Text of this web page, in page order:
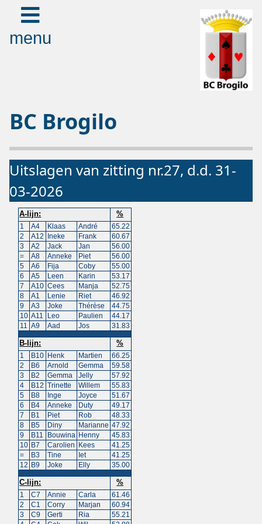
menu
BC Brogilo
Uitslagen van zitting nr.27, d.d. 31-
03-2026
A-lijn: %
1 A4 Klaas André
65.22
2
A12 Ineke Frank
60.67
3
A2 Jack Jan
56.00
=
A8 Anneke Piet
56.00
5
A6 Fija Coby
55.00
6
A5 Leen Karin
53.17
7
A10 Cees Manja
52.75
8
A1 Lenie Riet
46.92
9
A3 Joke Thérèse
44.75
10 A11 Leo Paulien
44.17
11
A9 Aad Jos 31.83
B-lijn: %
1 B10 Henk Martien
66.25
2
B6 Arnold Gemma
59.58
3
B2 Gemma Jelly
57.92
4
B12 Trinette Willem
55.83
5
B8 Inge Joyce
51.67
6
B4 Anneke Duty
49.17
7
B1 Piet Rob
48.33
8
B5 Diny Marianne 47.92
9
B11 Bouwina Henny
45.83
10 B7 Carolien Kees
41.25
=
B3 Tine Iet
41.25
12 B9 Joke Elly 35.00
C-lijn: %
1 C7 Annie Carla
61.46
2
C1 Corry Marjan
60.94
3
C9 Gerti Ria
55.21